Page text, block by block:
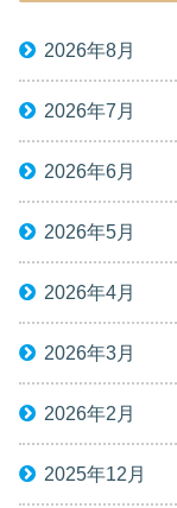
2026年8月
2026年7月
2026年6月
2026年5月
2026年4月
2026年3月
2026年2月
2025年12月